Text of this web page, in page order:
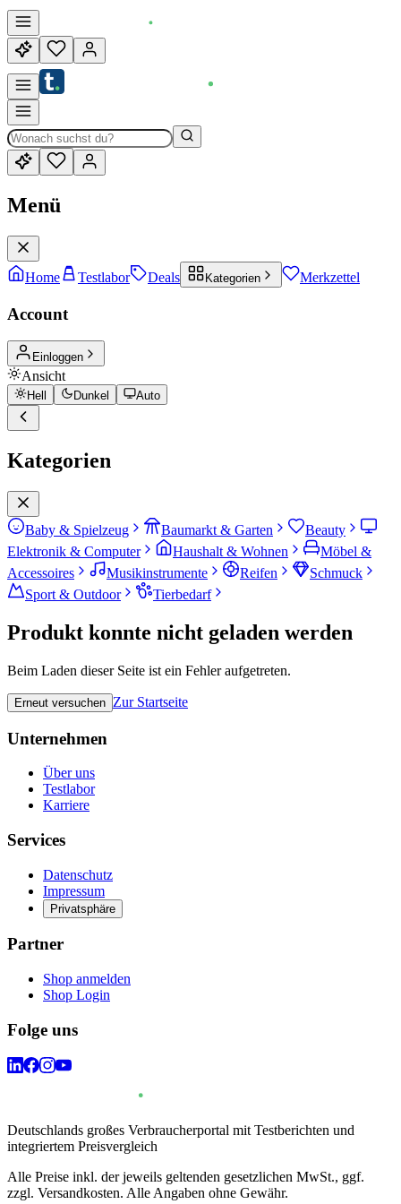
Menü
Home Testlabor Deals Kategorien Merkzettel
Account
Einloggen
Ansicht
Hell Dunkel Auto
Kategorien
Baby & Spielzeug Baumarkt & Garten
Beauty
Elektronik & Computer
Haushalt & Wohnen
Möbel &
Accessoires
Musikinstrumente Reifen
Schmuck
Sport & Outdoor
Tierbedarf
Produkt konnte nicht geladen werden
Beim Laden dieser Seite ist ein Fehler aufgetreten.
Erneut versuchen Zur Startseite
Unternehmen
Über uns
Testlabor
Karriere
Services
Datenschutz
Impressum
Privatsphäre
Partner
Shop anmelden
Shop Login
Folge uns
Deutschlands großes Verbraucherportal mit Testberichten und
integriertem Preisvergleich
Alle Preise inkl. der jeweils geltenden gesetzlichen MwSt., ggf.
zzgl. Versandkosten. Alle Angaben ohne Gewähr.